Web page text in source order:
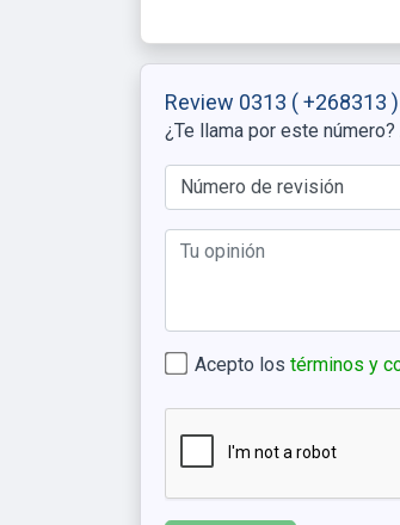
Review 0313 ( +268313 )
¿Te llama por este
Acepto los términos y